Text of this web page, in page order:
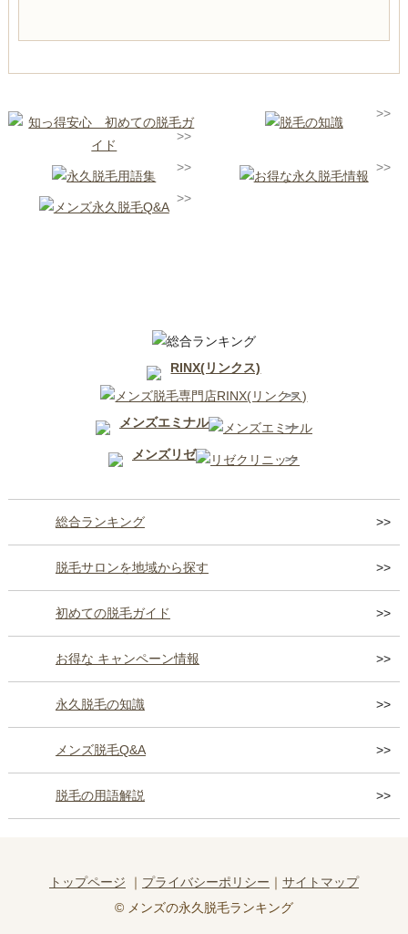
RINX(リンクス)
メンズエミナル
メンズリゼ
総合ランキング
脱毛サロンを地域から探す
初めての脱毛ガイド
お得な キャンペーン情報
永久脱毛の知識
メンズ脱毛Q&A
脱毛の用語解説
トップページ プライバシーポリシー
サイトマップ
© メンズの永久脱毛ランキング